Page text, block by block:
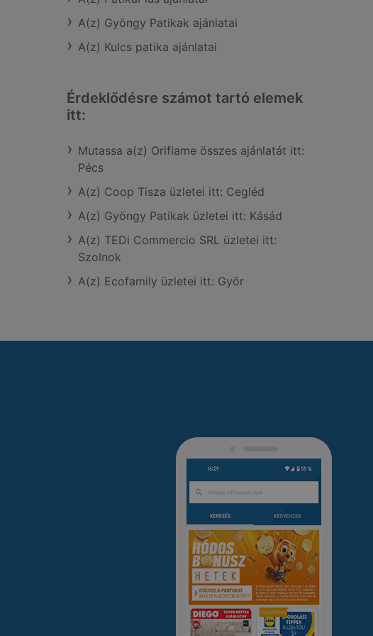
A(z) Gyöngy Patikak ajánlatai
A(z) Kulcs patika ajánlatai
Érdeklődésre számot tartó elemek
itt:
Mutassa a(z) Oriflame összes ajánlatát itt:
Pécs
A(z) Coop Tisza üzletei itt: Cegléd
A(z) Gyöngy Patikak üzletei itt: Kásád
A(z) TEDi Commercio SRL üzletei itt:
Szolnok
A(z) Ecofamily üzletei itt: Győr